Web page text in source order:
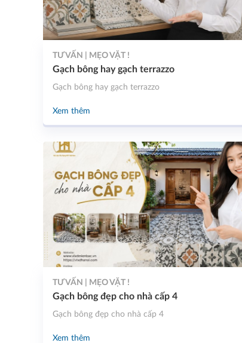
TƯ VẤN | MẸO VẶT !
Gạch bông hay gạch terrazzo
Gạch bông hay gạch terrazzo
Xem thêm
TƯ VẤN | MẸO VẶT !
Gạch bông đẹp cho nhà cấp 4
Gạch bông đẹp cho nhà cấp 4
Xem thêm